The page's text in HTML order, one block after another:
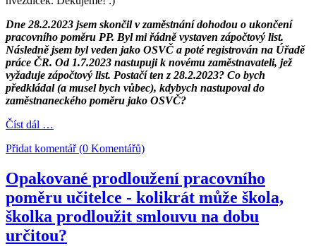
Dne 28.2.2023 jsem skončil v zaměstnání dohodou o ukončení
pracovního poměru PP. Byl mi řádně vystaven zápočtový list.
Následně jsem byl veden jako OSVČ a poté registrován na Úřadě
práce ČR. Od 1.7.2023 nastupuji k novému zaměstnavateli, jež
vyžaduje zápočtový list. Postačí ten z 28.2.2023? Co bych
předkládal (a musel bych vůbec), kdybych nastupoval do
zaměstnaneckého poměru jako OSVČ?
Číst dál …
Přidat komentář (0 Komentářů)
Opakované prodloužení pracovního
poměru učitelce - kolikrát může škola,
školka prodloužit smlouvu na dobu
určitou?